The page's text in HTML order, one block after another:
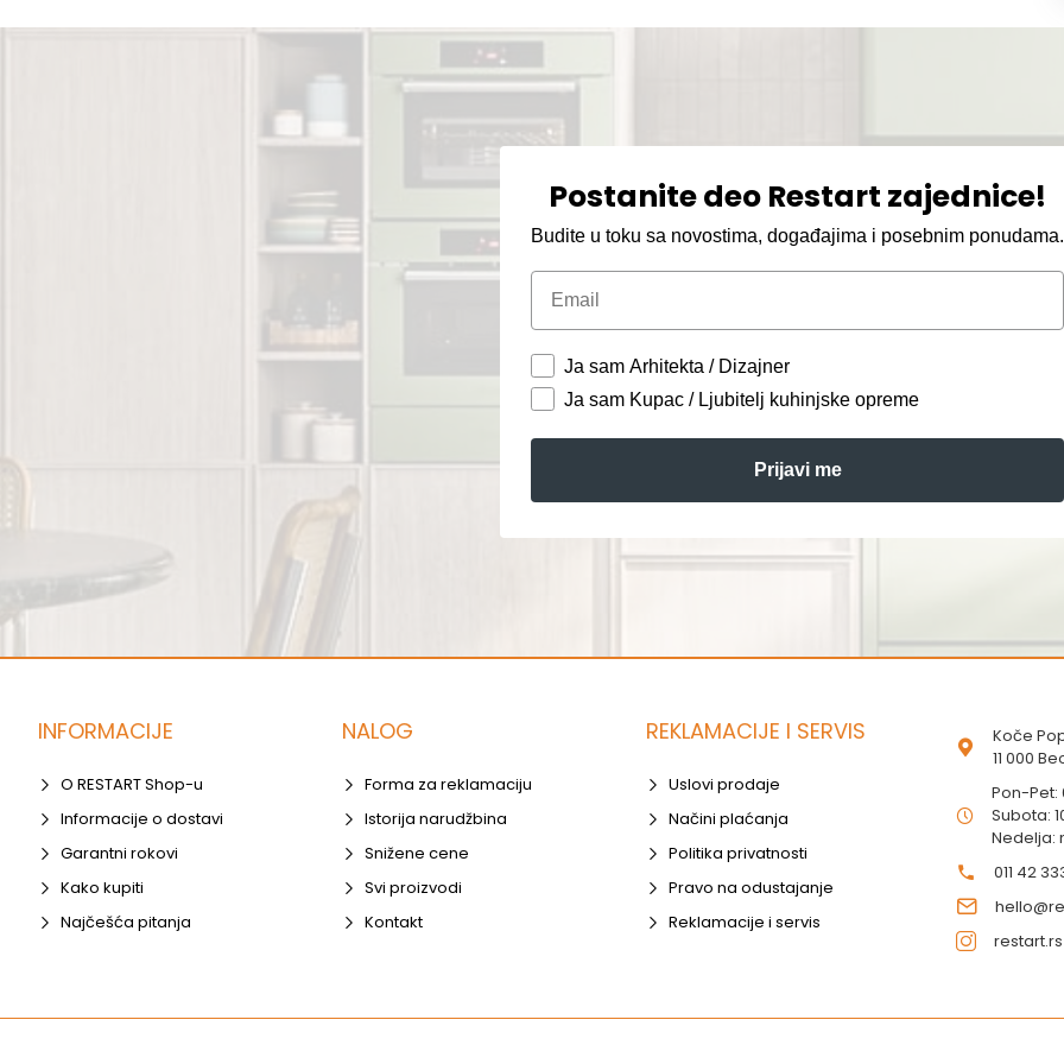
Postanite deo Restart zajednice!
Budite u toku sa novostima, događajima i posebnim ponudama.
Email
Ja sam Arhitekta / Dizajner
Ja sam Kupac / Ljubitelj kuhinjske opreme
Prijavi me
INFORMACIJE
O RESTART Shop-u
Informacije o dostavi
Garantni rokovi
Kako kupiti
Najčešća pitanja
NALOG
Forma za reklamaciju
Istorija narudžbina
Snižene cene
Svi proizvodi
Kontakt
REKLAMACIJE I SERVIS
Uslovi prodaje
Načini plaćanja
Politika privatnosti
Pravo na odustajanje
Reklamacije i servis
Koče
11 000
Pon-Pet:
Subota:
Nedelja:
011 42
restart.rs